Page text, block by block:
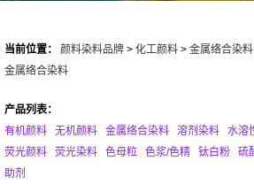
当前位置： 颜料染料品牌 > 化工颜料 > 金属络合染料
金属络合染料
产品列表：
有机颜料
无机颜料 金属络合染料 溶剂染料 水溶
荧光颜料
荧光染料 色母粒 色浆/色精 钛白粉 硫
助剂